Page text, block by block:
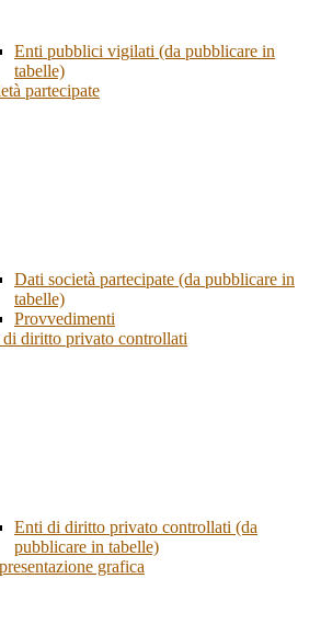
Enti pubblici vigilati (da pubblicare in
tabelle)
partecipate
Dati società partecipate (da pubblicare in
tabelle)
Provvedimenti
diritto privato controllati
Enti di diritto privato controllati (da
pubblicare in tabelle)
grafica